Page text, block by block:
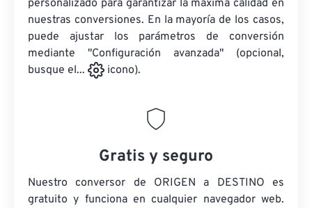
personalizado para garantizar la máxima calidad en
nuestras conversiones. En la mayoría de los casos,
puede ajustar los parámetros de conversión
mediante "Configuración avanzada" (opcional,
busque el...
icono).
Gratis y seguro
Nuestro conversor de ORIGEN a DESTINO es
gratuito y funciona en cualquier navegador web.